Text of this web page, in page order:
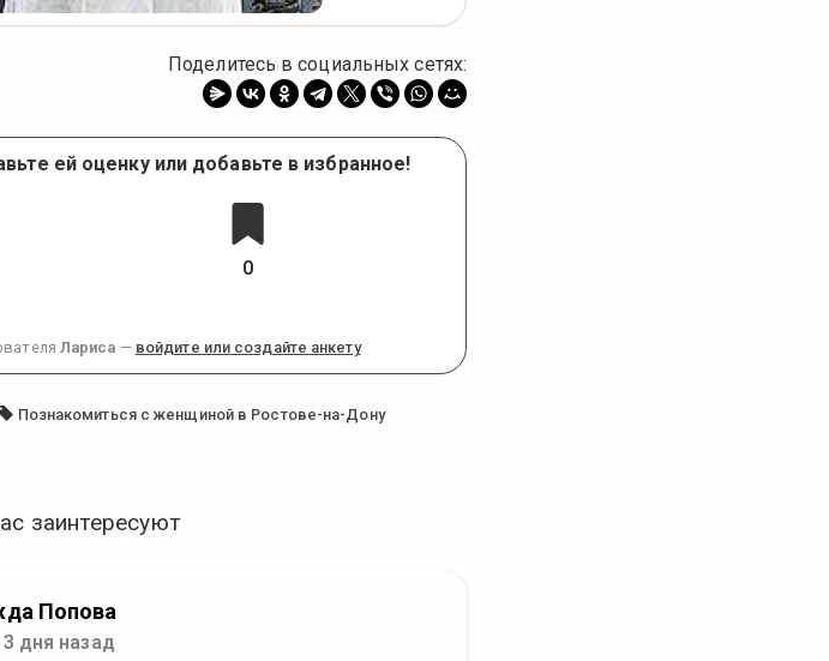
Поделитесь в социальных сетях:
ей оценку или добавьте в избранное!
0
Лариса — войдите или создайте анкету
Познакомиться с женщиной в Ростове-на-Дону
заинтересуют
Попова
дня назад